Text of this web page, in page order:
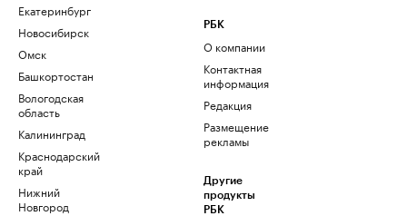
Екатеринбург
Новосибирск
Омск
Башкортостан
Вологодская
область
Калининград
Краснодарский
край
Нижний
Новгород
РБК
О компании
Контактная
информация
Редакция
Размещение
рекламы
Другие
продукты
РБК